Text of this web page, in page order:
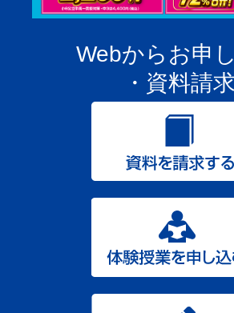
Webからお申
・資料請求